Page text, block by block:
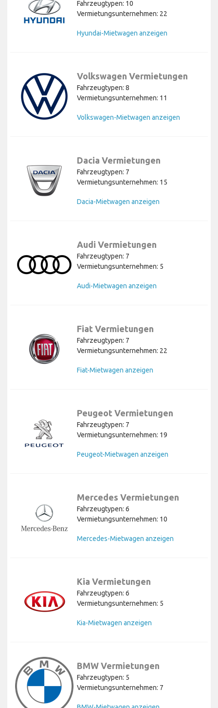
Fahrzeugtypen: 10
Vermietungsunternehmen: 22
Hyundai-Mietwagen anzeigen
Volkswagen Vermietungen
Fahrzeugtypen: 8
Vermietungsunternehmen: 11
Volkswagen-Mietwagen anzeigen
Dacia Vermietungen
Fahrzeugtypen: 7
Vermietungsunternehmen: 15
Dacia-Mietwagen anzeigen
Audi Vermietungen
Fahrzeugtypen: 7
Vermietungsunternehmen: 5
Audi-Mietwagen anzeigen
Fiat Vermietungen
Fahrzeugtypen: 7
Vermietungsunternehmen: 22
Fiat-Mietwagen anzeigen
Peugeot Vermietungen
Fahrzeugtypen: 7
Vermietungsunternehmen: 19
Peugeot-Mietwagen anzeigen
Mercedes Vermietungen
Fahrzeugtypen: 6
Vermietungsunternehmen: 10
Mercedes-Mietwagen anzeigen
Kia Vermietungen
Fahrzeugtypen: 6
Vermietungsunternehmen: 5
Kia-Mietwagen anzeigen
BMW Vermietungen
Fahrzeugtypen: 5
Vermietungsunternehmen: 7